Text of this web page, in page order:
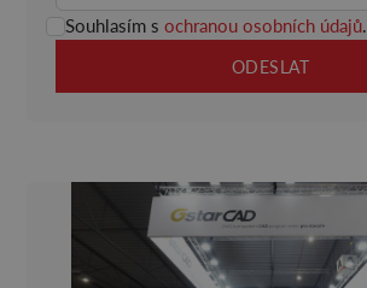
Souhlasím sochranou osobních údajů.